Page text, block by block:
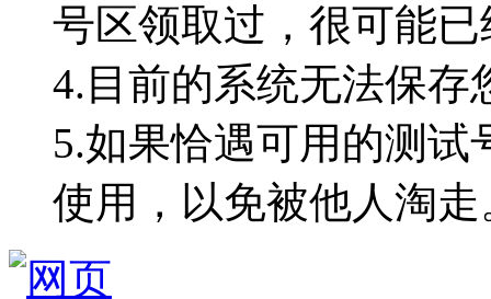
号区领取过，很可能
4.目前的系统无法保存
5.如果恰遇可用的测
使用，以免被他人淘走